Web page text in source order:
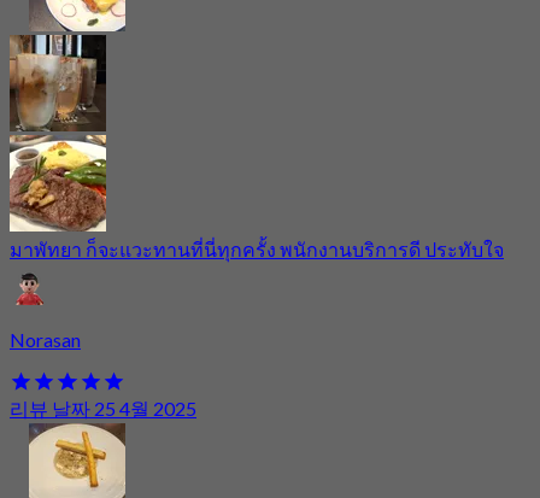
มาพัทยา ก็จะแวะทานที่นี่ทุกครั้ง พนักงานบริการดี ประทับใจ
Norasan
리뷰 날짜 25 4월 2025